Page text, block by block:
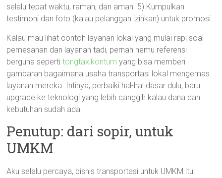
selalu tepat waktu, ramah, dan aman. 5) Kumpulkan
testimoni dan foto (kalau pelanggan izinkan) untuk promosi.
Kalau mau lihat contoh layanan lokal yang mulai rapi soal
pemesanan dan layanan tadi, pernah nemu referensi
berguna sepertitongtaxikontum yang bisa memberi
gambaran bagaimana usaha transportasi lokal mengemas
layanan mereka. Intinya, perbaiki hal-hal dasar dulu, baru
upgrade ke teknologi yang lebih canggih kalau dana dan
kebutuhan sudah ada.
Penutup: dari sopir, untuk
UMKM
Aku selalu percaya, bisnis transportasi untuk UMKM itu